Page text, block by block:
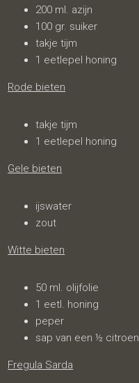
200 ml. azijn
100 gr. suiker
takje tijm
1 eetlepel honing
Rode bieten
takje tijm
1 eetlepel honing
Gele bieten
ijswater
zout
Witte bieten
50 ml. olijfolie
1 eetl. honing
peper
sap van een ½ citroen
Fregula Sarda